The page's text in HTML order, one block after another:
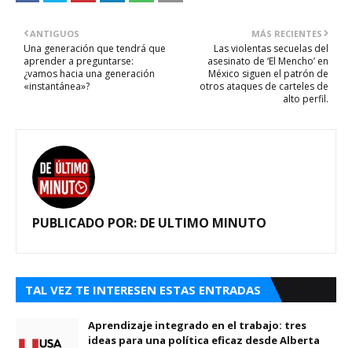
MÁS RECIENTES
Las violentas secuelas del
asesinato de ‘El Mencho’ en
México siguen el patrón de
otros ataques de carteles de
alto perfil.
ANTIGUOS
Una generación que tendrá que
aprender a preguntarse:
¿vamos hacia una generación
«instantánea»?
PUBLICADO POR: DE ULTIMO MINUTO
TAL VEZ TE INTERESEN ESTAS ENTRADAS
Aprendizaje integrado en el trabajo: tres
ideas para una política eficaz desde Alberta